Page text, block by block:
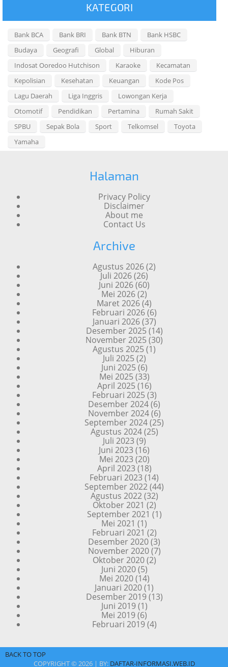
KATEGORI
Bank BCA Bank BRI Bank BTN
Bank HSBC
Budaya
Geografi Global
Hiburan
Indosat Ooredoo Hutchison
Karaoke
Kecamatan
Kepolisian
Kesehatan Keuangan
Kode Pos
Lagu Daerah
Liga Inggris
Lowongan Kerja
Otomotif
Pendidikan Pertamina
Rumah Sakit
SPBU
Sepak Bola Sport Telkomsel
Toyota
Yamaha
Halaman
Privacy Policy
Disclaimer
About me
Contact Us
Archive
Agustus 2026(2)
Juli 2026(26)
Juni 2026(60)
Mei 2026(2)
Maret 2026(4)
Februari 2026(6)
Januari 2026(37)
Desember 2025(14)
November 2025(30)
Agustus 2025(1)
Juli 2025(2)
Juni 2025(6)
Mei 2025(33)
April 2025(16)
Februari 2025(3)
Desember 2024(6)
November 2024(6)
September 2024(25)
Agustus 2024(25)
Juli 2023 (9)
Juni 2023 (16)
Mei 2023 (20)
April 2023 (18)
Februari 2023 (14)
September 2022(44)
Agustus 2022(32)
Oktober 2021 (2)
September 2021 (1)
Mei 2021 (1)
Februari 2021 (2)
Desember 2020(3)
November 2020(7)
Oktober 2020(2)
Juni 2020(5)
Mei 2020(14)
Januari 2020(1)
Desember 2019(13)
Juni 2019(1)
Mei 2019(6)
Februari 2019(4)
BACK TO TOP
COPYRIGHT © 2026 | BY: DAFTAR-INFORMASI.WEB.ID